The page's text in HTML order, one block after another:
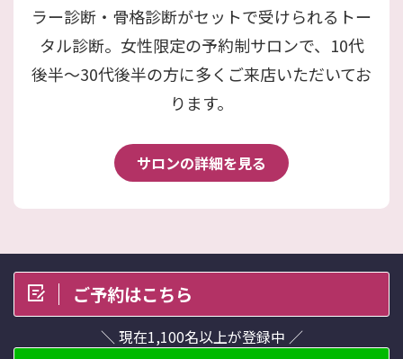
ラー診断・骨格診断がセットで受けられるトー
タル診断。女性限定の予約制サロンで、10代
後半〜30代後半の方に多くご来店いただいてお
ります。
サロンの詳細を見る
ご予約はこちら
＼ 現在1,100名以上が登録中 ／